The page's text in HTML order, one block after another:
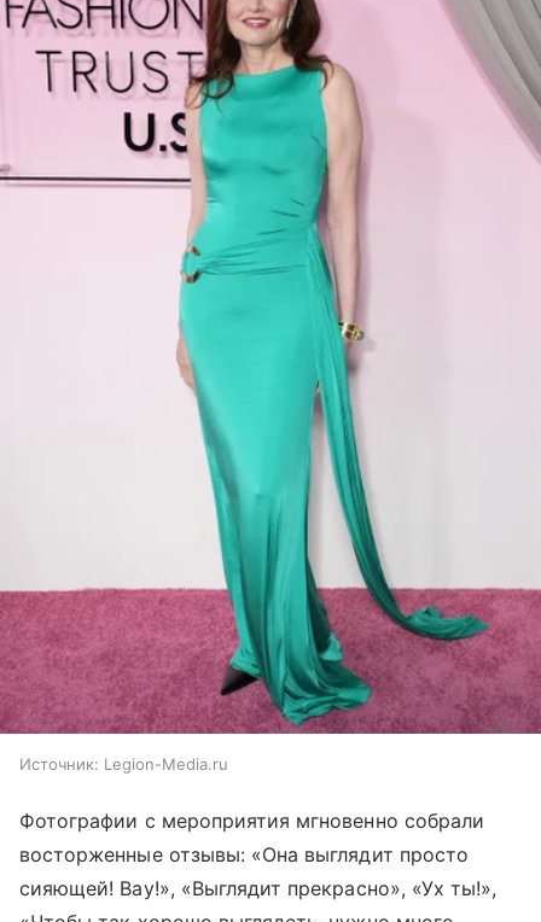
Источник: Legion-Media.ru
Фотографии с мероприятия мгновенно собрали
восторженные отзывы: «Она выглядит просто
сияющей! Вау!», «Выглядит прекрасно», «Ух ты!»,